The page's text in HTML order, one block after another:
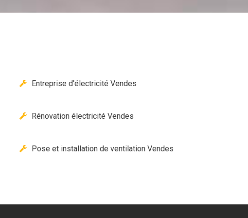
Entreprise d'électricité Vendes
Rénovation électricité Vendes
Pose et installation de ventilation Vendes